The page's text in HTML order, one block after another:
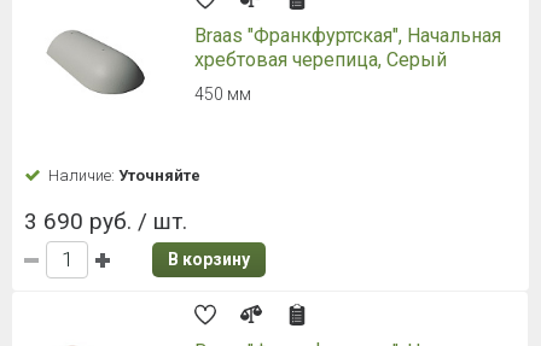
Braas "Франкфуртская",
Вентиляционная черепица, Графит
420х330 мм
Наличие: Уточняйте
2 677 руб. / шт.
В корзину